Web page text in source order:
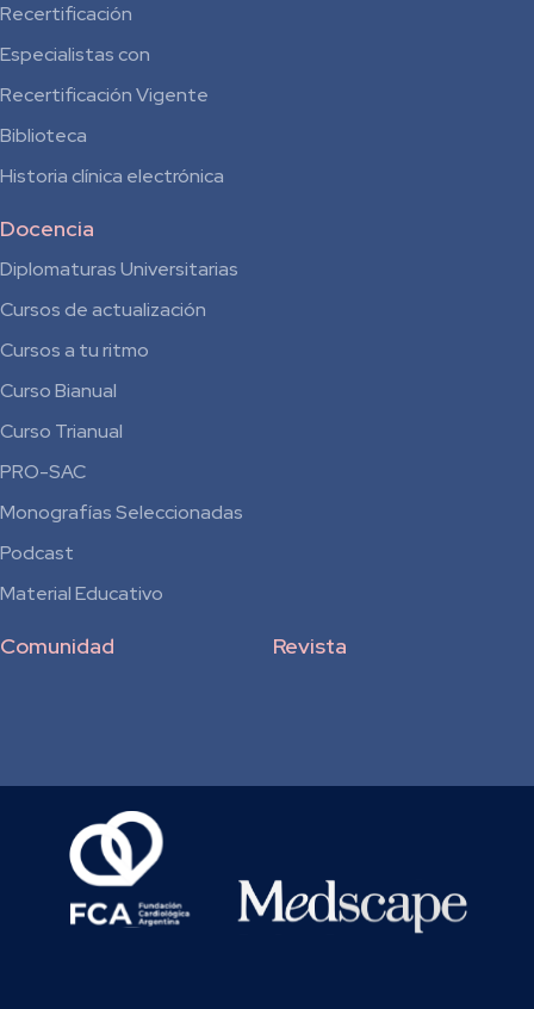
Recertificación
Especialistas con
Recertificación Vigente
Biblioteca
Historia clínica electrónica
Docencia
Diplomaturas Universitarias
Cursos de actualización
Cursos a tu ritmo
Curso Bianual
para
Residentes
Curso Trianual
PRO-SAC
Monografías Seleccionadas
Podcast
Material Educativo
Revista
Comunidad